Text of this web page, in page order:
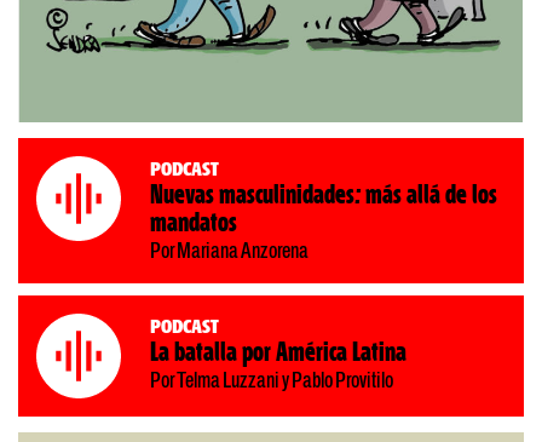
Podcast
Nuevas masculinidades: más allá de los
mandatos
Por Mariana Anzorena
Podcast
La batalla por América Latina
Por Telma Luzzani y Pablo Provitilo